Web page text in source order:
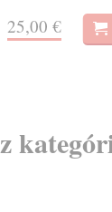
25,00 €